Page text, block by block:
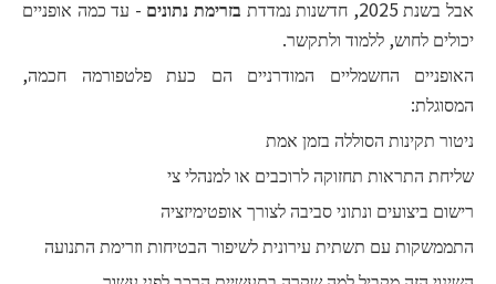
אבל בשנת 2025, חדשנות נמדדת
בזרימת נתונים - עד כמה אופניים
יכולים לחוש, ללמוד ולתקשר.
האופניים החשמליים המודרניים הם כעת פלטפורמה חכמה,
המסוגלת:
ניטור תקינות הסוללה בזמן אמת
שליחת התראות תחזוקה לרוכבים או למנהלי צי
רישום ביצועים ונתוני סביבה לצורך אופטימיזציה
התממשקות עם תשתית עירונית לשיפור הבטיחות וזרימת התנועה